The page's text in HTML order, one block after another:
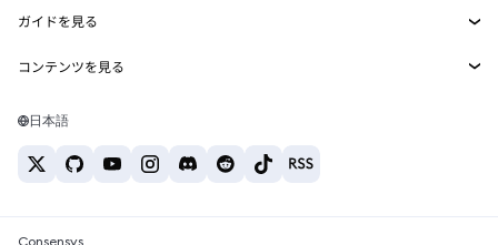
Snaps
Web3サービス
セキュリティ
サポート
キャリア
お問い合わせ
Solanaの価格
Tetherの価格
ETH→USD
USDT→INR
BTC→INR
ETH→USDT
ガイドを見る
ETHの購入
USDTの購入
SHIBの購入
コンテンツを見る
Solanaウォレット
日本語
Consensys